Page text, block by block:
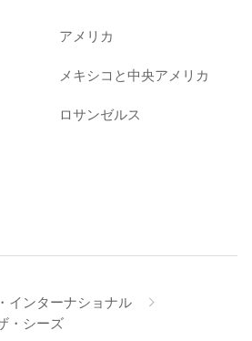
アメリカ
メキシコと中央アメリカ
ロサンゼルス
インターナショナル
・シーズ